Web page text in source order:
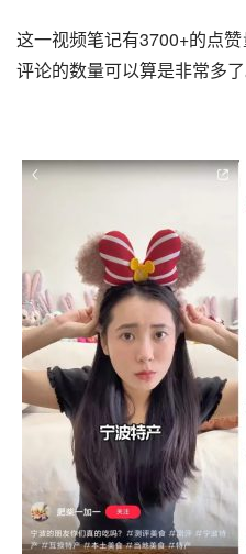
这一视频笔记有3700+的点
评论的数量可以算是非常多了